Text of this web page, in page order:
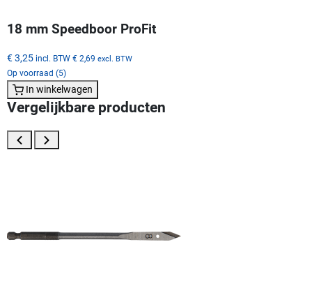
18 mm Speedboor ProFit
€ 3,25 incl. BTW € 2,69 excl. BTW
Op voorraad (5)
In winkelwagen
Vergelijkbare producten